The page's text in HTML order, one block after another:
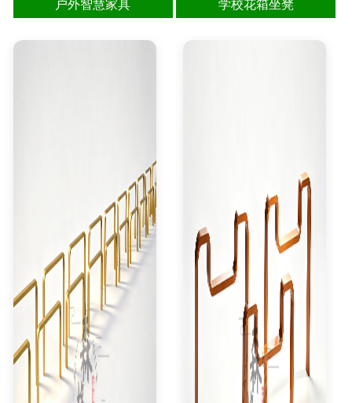
户外智慧家具 学校花箱坐凳